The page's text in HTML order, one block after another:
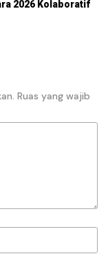
2026 Kolaboratif
Ruas yang wajib